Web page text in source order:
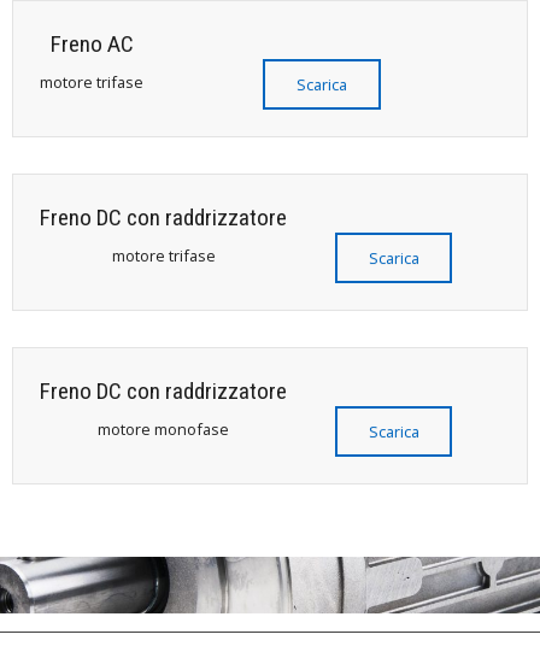
Freno AC
motore trifase Scarica
Freno DC con raddrizzatore
motore trifase Scarica
Freno DC con raddrizzatore
motore monofase Scarica